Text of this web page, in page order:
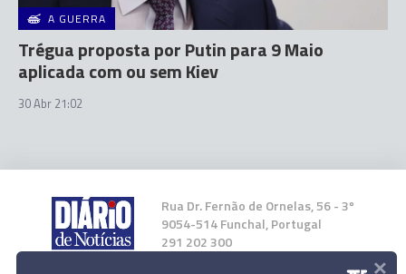
A GUERRA
Trégua proposta por Putin para 9 Maio
aplicada com ou sem Kiev
30 Abr 21:02
Rua Dr. Fernão de Ornelas, 56 - 3º
9054-514 Funchal, Portugal
291 202 300
×